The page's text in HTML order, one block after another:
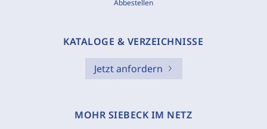
Abbestellen
KATALOGE & VERZEICHNISSE
Jetzt anfordern
MOHR SIEBECK IM NETZ